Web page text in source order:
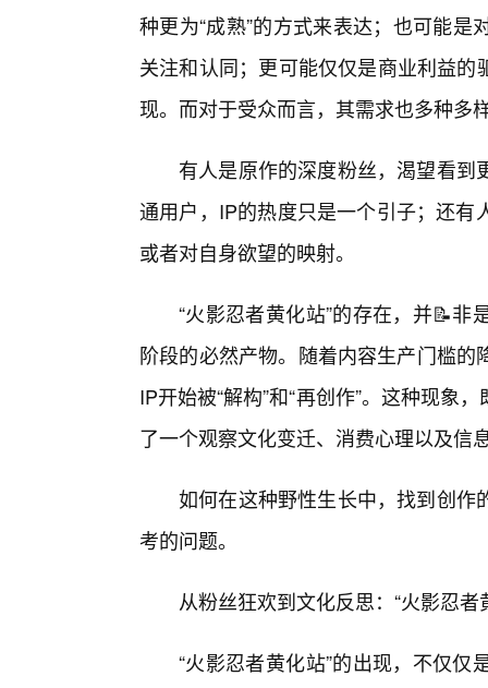
种更为“成熟”的方式来表达；也可能
关注和认同；更可能仅仅是商业利益
现。而对于受众而言，其需求也多种多
有人是原作的深度粉丝，渴望看
通用户，IP的热度只是一个引子；还
或者对自身欲望的映射。
“火影忍者黄化站”的存在，并📝
阶段的必然产物。随着内容生产门槛
IP开始被“解构”和“再创作”。这种现象
了一个观察文化变迁、消费心理以及信
如何在这种野性生长中，找到创作
考的问题。
从粉丝狂欢到文化反思：“火影忍
“火影忍者黄化站”的出现，不仅